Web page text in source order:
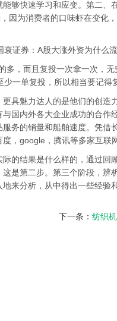
够快速学习和应变。第二、
因为消费者的口味虾在变化
证券：A股大涨外资为什么
，而且复投一次拿一次，
一单复投，所以相当要记得
具魅力达人的是他们的创造
国内外各大企业成功的合作
务的销量和船舶速度。凭借
，google，腾讯等多家互联
的结果是什么样的，通过回
是第二步。第三个阶段，辨
来分析，从中得出一些经验
下一条：纺织